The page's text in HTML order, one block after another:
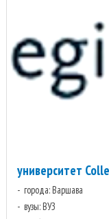
университет
города: Варшава
вузы: ВУЗ